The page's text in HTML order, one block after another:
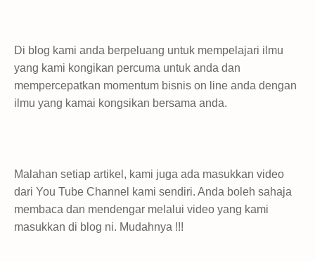
Di blog kami anda berpeluang untuk mempelajari ilmu
yang kami kongikan percuma untuk anda dan
mempercepatkan momentum bisnis on line anda dengan
ilmu yang kamai kongsikan bersama anda.
Malahan setiap artikel, kami juga ada masukkan video
dari You Tube Channel kami sendiri. Anda boleh sahaja
membaca dan mendengar melalui video yang kami
masukkan di blog ni. Mudahnya !!!